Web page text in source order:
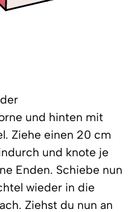
und hinten mit
Ziehe einen 20 cm
und knote je
Enden. Schiebe nun
wieder in die
Ziehst du nun an